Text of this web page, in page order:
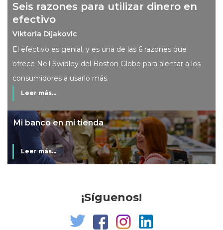
Seis razones para utilizar dinero en
efectivo
Viktoria Dijakovic
El efectivo es genial, y es una de las 6 razones que
ofrece Neil Swidley del Boston Globe para alentar a los
consumidores a usarlo más.
Leer más...
Mi banco en mi tienda
Leer más...
¡Síguenos!